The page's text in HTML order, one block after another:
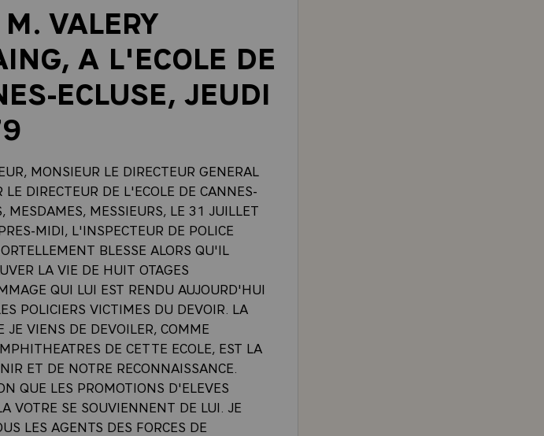
VALERY
A L'ECOLE DE
ECLUSE, JEUDI
MONSIEUR LE DIRECTEUR GENERAL
DIRECTEUR DE L'ECOLE DE CANNES-
MESDAMES, MESSIEURS, LE 31 JUILLET
MIDI, L'INSPECTEUR DE POLICE
BLESSE ALORS QU'IL
LA VIE DE HUIT OTAGES
QUI LUI EST RENDU AUJOURD'HUI
POLICIERS VICTIMES DU DEVOIR. LA
VIENS DE DEVOILER, COMME
DE CETTE ECOLE, EST LA
ET DE NOTRE RECONNAISSANCE.
QUE LES PROMOTIONS D'ELEVES
VOTRE SE SOUVIENNENT DE LUI. JE
LES AGENTS DES FORCES DE